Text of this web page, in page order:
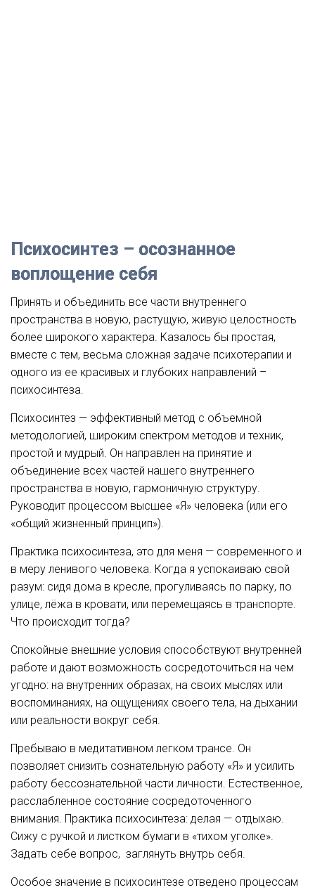
Психосинтез – осознанное
воплощение себя
Принять и объединить все части внутреннего
пространства в новую, растущую, живую целостность
более широкого характера. Казалось бы простая,
вместе с тем, весьма сложная задаче психотерапии и
одного из ее красивых и глубоких направлений –
психосинтеза.
Психосинтез — эффективный метод с объемной
методологией, широким спектром методов и техник,
простой и мудрый. Он направлен на принятие и
объединение всех частей нашего внутреннего
пространства в новую, гармоничную структуру.
Руководит процессом высшее «Я» человека (или его
«общий жизненный принцип»).
Практика психосинтеза, это для меня — современного и
в меру ленивого человека. Когда я успокаиваю свой
разум: сидя дома в кресле, прогуливаясь по парку, по
улице, лёжа в кровати, или перемещаясь в транспорте.
Что происходит тогда?
Спокойные внешние условия способствуют внутренней
работе и дают возможность сосредоточиться на чем
угодно: на внутренних образах, на своих мыслях или
воспоминаниях, на ощущениях своего тела, на дыхании
или реальности вокруг себя.
Пребываю в медитативном легком трансе. Он
позволяет снизить сознательную работу «Я» и усилить
работу бессознательной части личности. Естественное,
расслабленное состояние сосредоточенного
внимания. Практика психосинтеза: делая — отдыхаю.
Сижу с ручкой и листком бумаги в «тихом уголке».
Задать себе вопрос, заглянуть внутрь себя.
Особое значение в психосинтезе отведено процессам